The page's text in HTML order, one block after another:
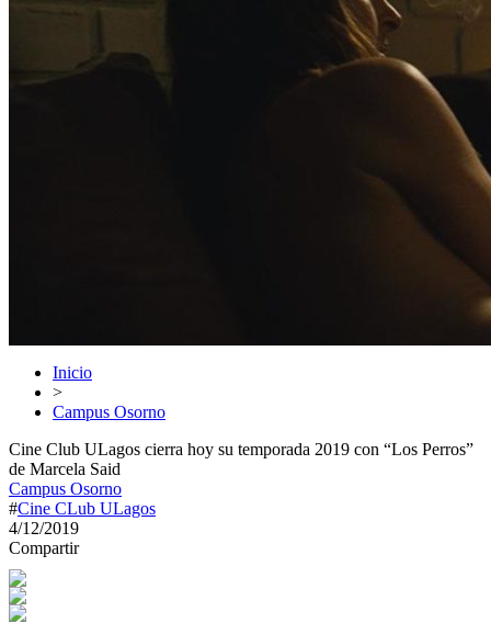
Inicio
>
Campus Osorno
Cine Club ULagos cierra hoy su temporada 2019 con “Los Perros”
de Marcela Said
Campus Osorno
#Cine CLub ULagos
4/12/2019
Compartir